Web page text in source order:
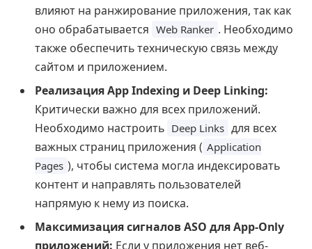
влияют на ранжирование приложения, так как
оно обрабатывается Web Ranker . Необходимо
также обеспечить техническую связь между
сайтом и приложением.
Реализация App Indexing и Deep Linking:
Критически важно для всех приложений.
Необходимо настроить Deep Links для всех
важных страниц приложения ( Application
Pages ), чтобы система могла индексировать
контент и направлять пользователей
напрямую к нему из поиска.
Максимизация сигналов ASO для App-Only
приложений: Если у приложения нет веб-